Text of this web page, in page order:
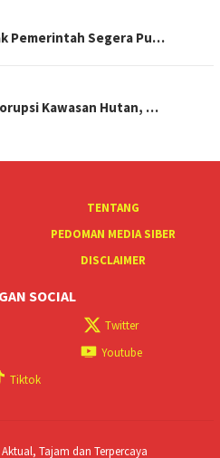
Pemerintah Segera Pu…
Kawasan Hutan, …
TENTANG
PEDOMAN MEDIA SIBER
DISCLAIMER
SOCIAL
Twitter
Youtube
Tiktok
Tajam dan Terpercaya